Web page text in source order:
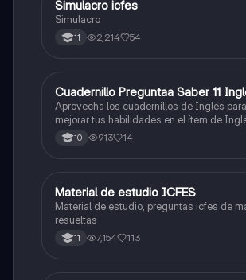
ICFES: Lectura Crítica
Simulacro icfes
Simulacro
11 2,214 54
ICFES: Inglés
Cuadernillo Preguntaa Saber 11
Aprovecha los cuadernillos de Inglés
mejorar tus habilidades en el ítem de
Prueba Saber 11. 🫡
10 913 14
ICFES: Matemáticas
Material de estudio ICFES
Material de estudio, preguntas icfes de
resueltas
11 7,154 113